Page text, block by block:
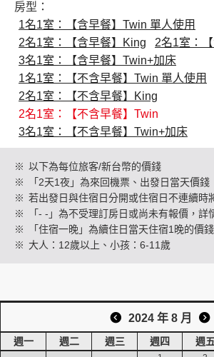
創造旅遊
房型：
1名1室：【含早餐】Twin 單人使用
2名1室：【含早餐】King
2名1室：
3名1室：【含早餐】Twin+加床
1名1室：【不含早餐】Twin 單人使用
2名1室：【不含早餐】King
2名1室：【不含早餐】Twin
3名1室：【不含早餐】Twin+加床
※ 以下為每位旅客/新台幣的價錢
※
「2天1夜」為來回機票、出發日當天價錢
※ 若出發日與住宿日分開或住宿日不連續時
※
「- -」為不受理訂房日或尚未有報價，詳
※
「住宿一晚」為續住日當天住宿1晚的價錢
※ 大人：12歲以上、小孩：6-11歲
2024 年 8 月
週一 週二 週三 週四 週五